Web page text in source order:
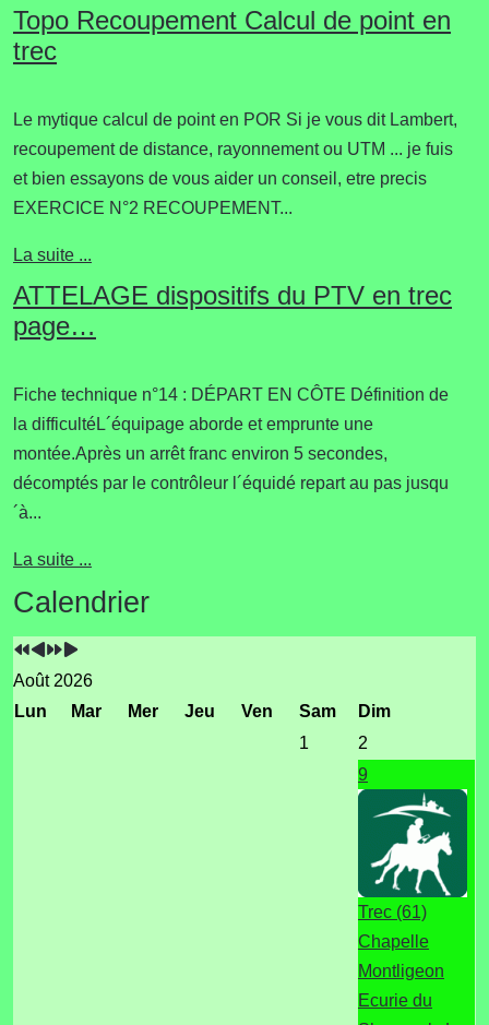
Topo Recoupement Calcul de point en
trec
Le mytique calcul de point en POR Si je vous dit Lambert,
recoupement de distance, rayonnement ou UTM ... je fuis
et bien essayons de vous aider un conseil, etre precis
EXERCICE N°2 RECOUPEMENT...
La suite ...
ATTELAGE dispositifs du PTV en trec
page…
Fiche technique n°14 : DÉPART EN CÔTE Définition de
la difficultéL´équipage aborde et emprunte une
montée.Après un arrêt franc environ 5 secondes,
décomptés par le contrôleur l´équidé repart au pas jusqu
´à...
La suite ...
Calendrier
Année
précédente
Mois
précédent
Année
suivante
suivant
Août 2026
Lun
Mar Mer Jeu Ven Sam
Dim
1
2
9
Trec (61)
Chapelle
Montligeon
Ecurie du